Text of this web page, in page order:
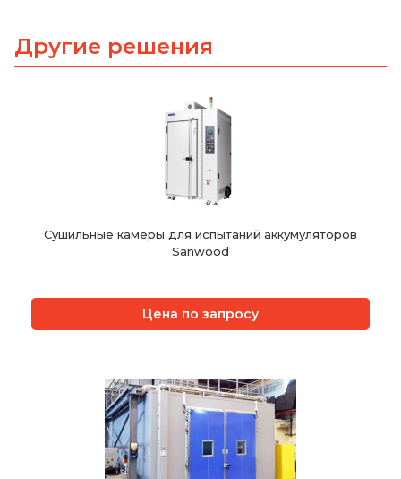
Другие решения
Сушильные камеры для испытаний аккумуляторов
Sanwood
Цена по запросу